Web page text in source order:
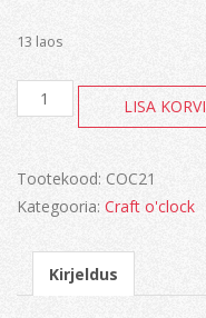
13 laos
christmas
LISA KORVI
Tootekood: COC21
Kategooria: Craft o'clock
Kirjeldus